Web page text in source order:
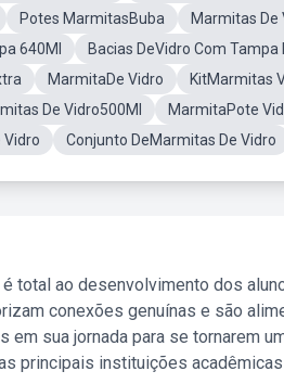
Potes MarmitasBuba
Marmitas De
640Ml
Bacias DeVidro Com
MarmitaDe Vidro KitMarmitas
De Vidro500Ml MarmitaPote
Vidro Conjunto DeMarmitas De Vidro
total ao desenvolvimento dos
conexões genuínas e são
sua jornada para se tornarem
principais instituições acadêmicas